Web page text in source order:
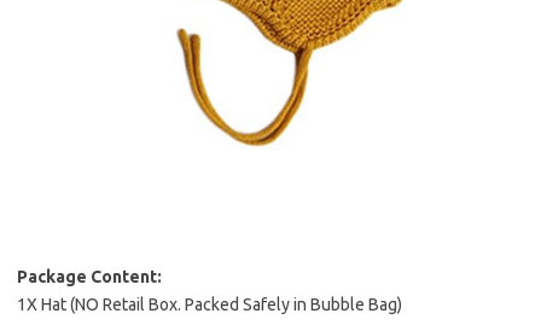
Package Content:
1X Hat (NO Retail Box. Packed Safely in Bubble Bag)